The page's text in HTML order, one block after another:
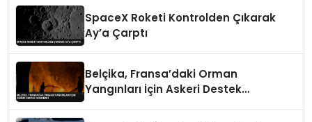
SpaceX Roketi Kontrolden Çıkarak
Ay’a Çarptı
Belçika, Fransa’daki Orman
Yangınları İçin Askeri Destek